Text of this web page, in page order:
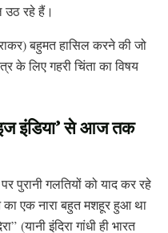
उठ रहे हैं।
बहुमत हासिल करने की जो
के लिए गहरी चिंता का विषय
इज इंडिया’ से आज तक
गलतियों को याद कर रहे
एक नारा बहुत मशहूर हुआ था
(यानी इंदिरा गांधी ही भारत